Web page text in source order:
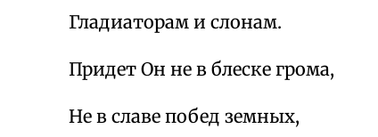
Гладиаторам и слонам.
Придет Он не в блеске грома,
Не в славе побед земных,